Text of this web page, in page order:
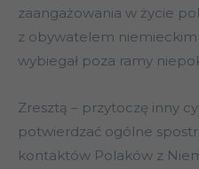
zaangażowania w życie
z obywatelem
wybiegał poza ramy
Zresztą – przytoczę inny
potwierdzać ogólne
kontaktów Polaków z